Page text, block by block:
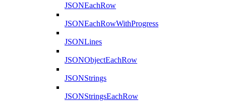
JSONEachRow
JSONEachRowWithProgress
JSONLines
JSONObjectEachRow
JSONStrings
JSONStringsEachRow